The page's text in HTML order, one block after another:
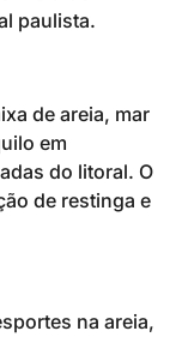
paulista.
de areia, mar
em
do litoral. O
de restinga e
na areia,